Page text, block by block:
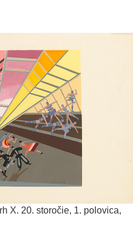
X. 20. storočie, 1. polovica,